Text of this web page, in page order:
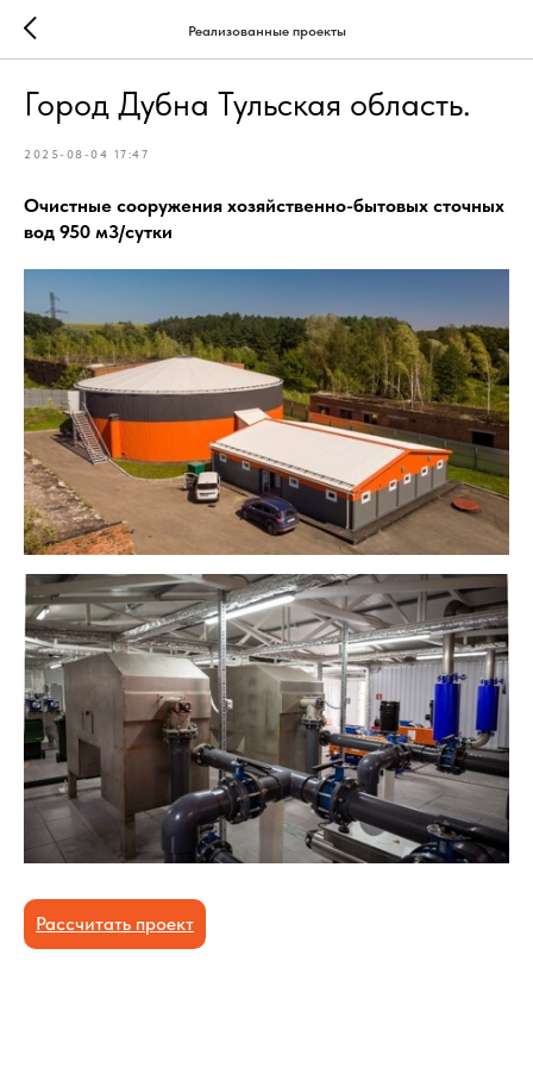
Реализованные проекты
Город Дубна Тульская область.
2025-08-04 17:47
Очистные сооружения хозяйственно-бытовых сточных
вод 950 м3/сутки
Рассчитать проект